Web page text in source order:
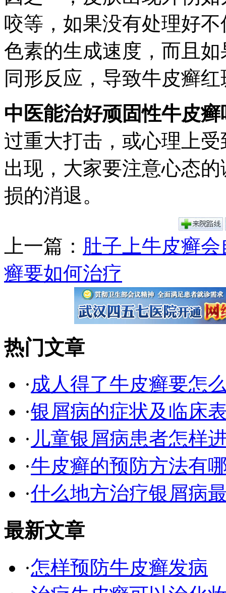
咬等，如果没有处理好
色素的生成速度，而且
同形反应，导致牛皮癣
中医能治好顽固性牛皮癣
过重大打击，或心理上
出现，大家要注意心态
损的消退。
上一篇： 肚子上牛皮癣
癣要如何治疗
热门文章
·成人得了牛皮癣要怎
·银屑病的症状及临床
· 儿童银屑病患者怎样
·牛皮癣的预防方法有
·什么地方治疗银屑病
最新文章
·怎样预防牛皮癣发病